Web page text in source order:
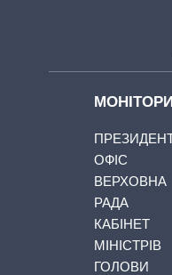
ПРЕЗИДЕНТ
ОФІС
ВЕРХОВНА
РАДА
КАБІНЕТ
МІНІСТРІВ
ГОЛОВИ